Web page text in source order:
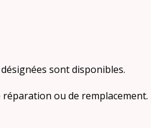
sont disponibles.
ou de remplacement.